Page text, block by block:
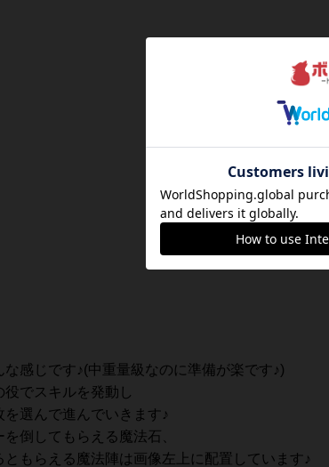
な感じです♪(中重量級なのに準備が楽です♪)
でスキルを発動し
選んで進んでいきます♪
倒してもらえる魔法石、
ともらえる魔法陣は画像左上に配置しています♪